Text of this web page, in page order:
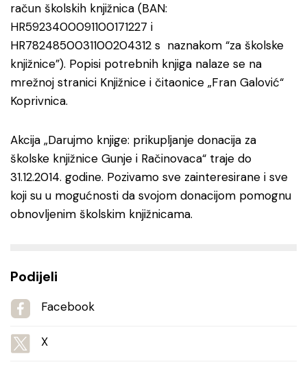
račun školskih knjižnica (BAN:
HR5923400091100171227 i
HR7824850031100204312 s naznakom “za školske
knjižnice”). Popisi potrebnih knjiga nalaze se na
mrežnoj stranici Knjižnice i čitaonice „Fran Galović“
Koprivnica.
Akcija „Darujmo knjige: prikupljanje donacija za
školske knjižnice Gunje i Račinovaca“ traje do
31.12.2014. godine. Pozivamo sve zainteresirane i sve
koji su u mogućnosti da svojom donacijom pomognu
obnovljenim školskim knjižnicama.
Podijeli
Facebook
X